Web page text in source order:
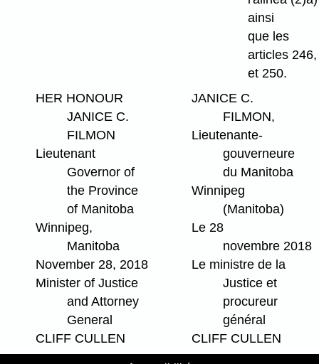
ainsi
que les
articles
et 250.
HER HONOUR
JANICE C.
FILMON
Lieutenant
Governor of
the Province
of Manitoba
Winnipeg,
Manitoba
November 28, 2018
Minister of Justice
and Attorney
General
CLIFF CULLEN
JANICE C.
FILMON,
Lieutenante-
gouverneure
du Manitoba
Winnipeg
(Manitoba)
Le 28
novembre 2018
Le ministre de la
Justice et
procureur
général
CLIFF CULLEN